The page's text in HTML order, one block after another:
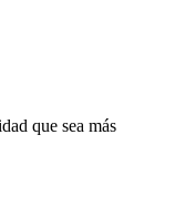
que sea más